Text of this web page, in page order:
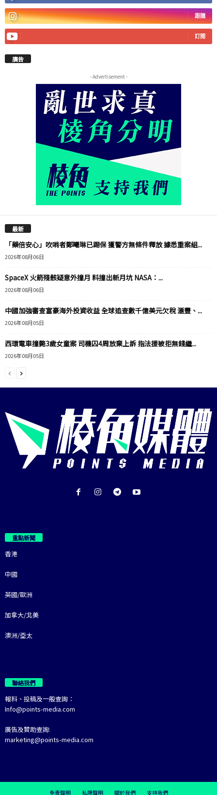
跟隨
訂閱
廣告
- Advertisement -
最新
「藥倍安心」吹哨者鄭曦琳已踢保 獲警方無條件釋放 據悉重案組...
2026年08月06日
SpaceX 火箭殘骸疑意外撞月 料撞出新月坑 NASA：...
2026年08月06日
中國加強審查富豪海外投資收益 全球追查數千億美元欠稅 滙豐、...
2026年08月05日
西環電車撞斃3歲女童案 司機囚4周放棄上訴 指法援被拒無錢繼...
2026年08月05日
重點新聞
香港
中國
英國/歐洲
加拿大/北美
澳洲/亞太
聯絡我們
報料、投稿及一般查詢：
Info@points-media.com
廣告及贊助查詢:
marketing@points-media.com
免責聲明 私隱聲明 關於我們 支持我們